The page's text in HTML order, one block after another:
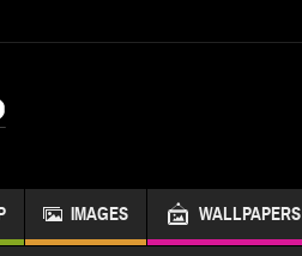
IMAGES WALLPAPERS